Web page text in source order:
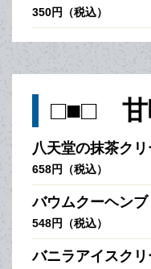
350円（税込）
□■□
八天堂の抹茶ク
658円（税込）
バウムクーヘン
548円（税込）
バニラアイスクリ